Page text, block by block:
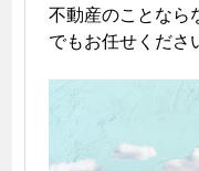
不動産のことなら
でもお任せくださ